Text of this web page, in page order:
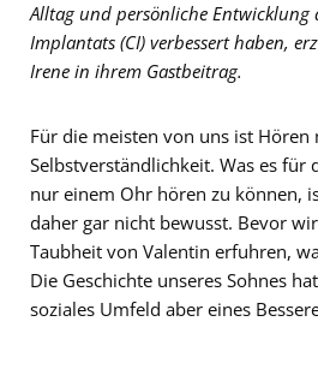
Alltag und persönliche Entwicklung
Implantats (CI) verbessert haben,
Irene in ihrem Gastbeitrag.
Für die meisten von uns ist
Selbstverständlichkeit. Was es für
nur einem Ohr hören zu können,
daher gar nicht bewusst. Bevor
Taubheit von Valentin erfuhren,
Die Geschichte unseres Sohnes
soziales Umfeld aber eines